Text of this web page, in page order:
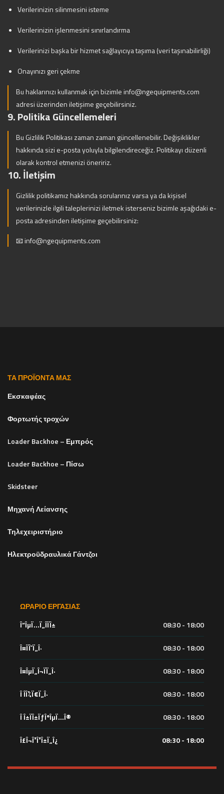
Verilerinizin silinmesini isteme
Verilerinizin işlenmesini sınırlandırma
Verilerinizi başka bir hizmet sağlayıcıya taşıma (veri taşınabilirliği)
Onayınızı geri çekme
Bu haklarınızı kullanmak için bizimleinfo@ngequipments.com
adresi üzerinden iletişime geçebilirsiniz.
9. Politika Güncellemeleri
Bu Gizlilik Politikası zaman zaman güncellenebilir. Değişiklikler
hakkında sizi e-posta yoluyla bilgilendireceğiz. Politikayı düzenli
olarak kontrol etmenizi öneririz.
10. İletişim
Gizlilik politikamız hakkında sorularınız varsa ya da kişisel
verilerinizle ilgili taleplerinizi iletmek isterseniz bizimle aşağıdaki e-
posta adresinden iletişime geçebilirsiniz:
📧info@ngequipments.com
ΤΑ ΠΡΟΪΌΝΤΑ ΜΑΣ
Εκσκαφέας
Φορτωτής τροχών
Loader Backhoe – Εμπρός
Loader Backhoe – Πίσω
Skidsteer
Μηχανή Λείανσης
Τηλεχειριστήριο
Ηλεκτροϋδραυλικά Γάντζοι
ΩΡΆΡΙΟ ΕΡΓΑΣΊΑΣ
Î”ÎµÏ…Ï„Î­ÏÎ±
08:30 - 18:00
Î¤ÏÎ¯Ï„Î· 08:30 - 18:00
Î¤ÎµÏ„Î¬ÏÏ„Î· 08:30 - 18:00
Î Î­Î¼Ï€Ï„Î· 08:30 - 18:00
Î Î±ÏÎ±ÏƒÎºÎµÏ…Î® 08:30 - 18:00
Î£Î¬Î²Î²Î±Ï„Î¿ 08:30 - 18:00